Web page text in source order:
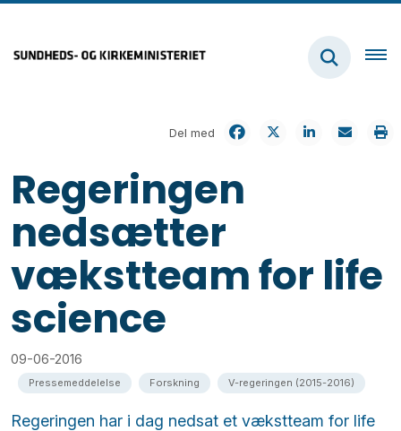
Del med
Regeringen
nedsætter
vækstteam for life
science
09-06-2016
Pressemeddelelse Forskning V-regeringen (2015-2016)
Regeringen har i dag nedsat et vækstteam for life